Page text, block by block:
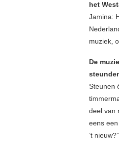
het
Jamina:
muziek,
De
Steunen
deel van
eens
’t